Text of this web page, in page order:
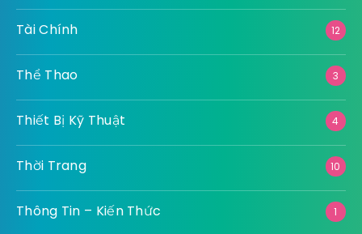
Tài Chính 12
Thể Thao 3
Thiết Bị Kỹ Thuật 4
Thời Trang 10
Thông Tin – Kiến Thức 1